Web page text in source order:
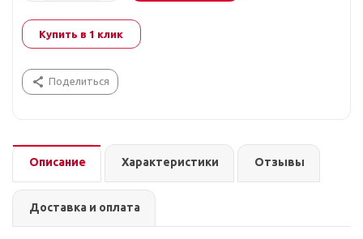
Купить в 1 клик
Поделиться
Описание Характеристики Отзывы
Доставка и оплата